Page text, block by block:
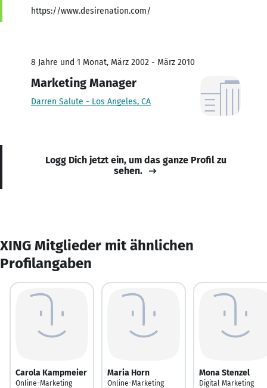
https://www.desirenation.com/
8 Jahre und 1 Monat, März 2002 - März 2010
Marketing Manager
Darren Salute - Los Angeles, CA
Logg Dich jetzt ein, um das ganze Profil zu
sehen.
XING Mitglieder mit ähnlichen
Profilangaben
Carola Kampmeier
Online-Marketing
Maria Horn
Online-Marketing
Mona Stenzel
Digital Marketing